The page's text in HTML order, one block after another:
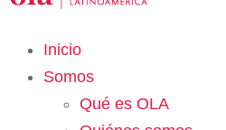
Inicio
Somos
Qué es OLA